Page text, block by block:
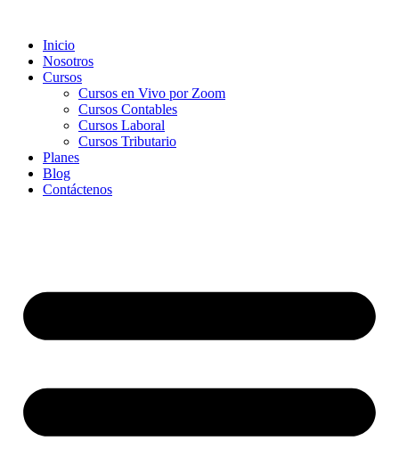
Inicio
Nosotros
Cursos
Cursos en Vivo por Zoom
Cursos Contables
Cursos Laboral
Cursos Tributario
Planes
Blog
Contáctenos